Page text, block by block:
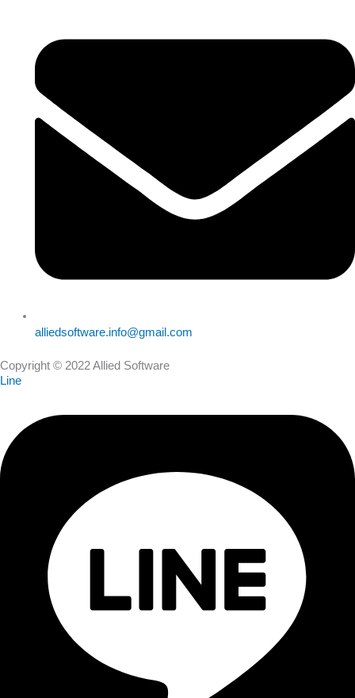
alliedsoftware.info@gmail.com
Copyright © 2022 Allied Software
Line